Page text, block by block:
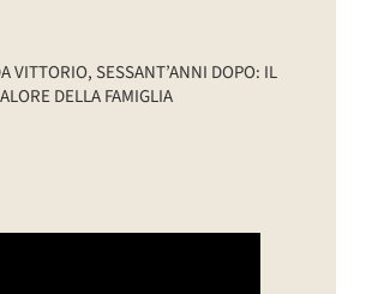
VITTORIO, SESSANT’ANNI DOPO: IL
DELLA FAMIGLIA